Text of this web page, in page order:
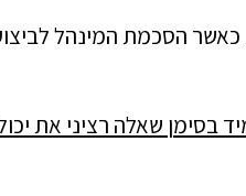
הסכמת המינהל
בסימן שאלה רציני את